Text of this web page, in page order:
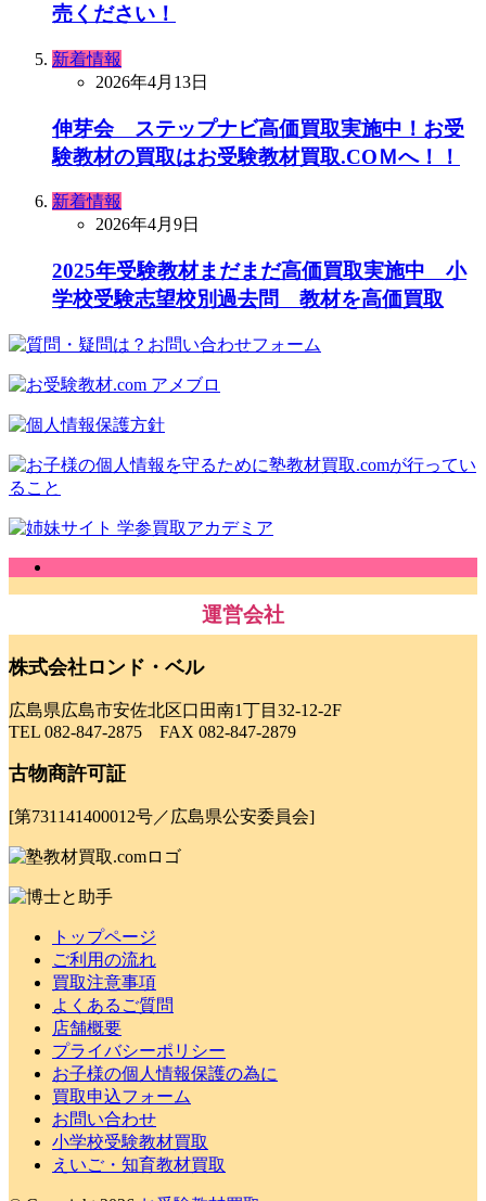
売ください！
新着情報
2026年4月13日
伸芽会 ステップナビ高価買取実施中！お受
験教材の買取はお受験教材買取.COＭへ！！
新着情報
2026年4月9日
2025年受験教材まだまだ高価買取実施中 小
学校受験志望校別過去問 教材を高価買取
運営会社
株式会社ロンド・ベル
広島県広島市安佐北区口田南1丁目32-12-2F
TEL 082-847-2875 FAX 082-847-2879
古物商許可証
[第731141400012号／広島県公安委員会]
トップページ
ご利用の流れ
買取注意事項
よくあるご質問
店舗概要
プライバシーポリシー
お子様の個人情報保護の為に
買取申込フォーム
お問い合わせ
小学校受験教材買取
えいご・知育教材買取